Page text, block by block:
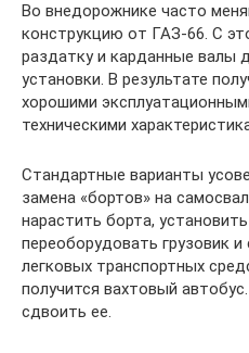
Во внедорожнике часто
конструкцию от ГАЗ-66. С
раздатку и карданные валы
установки. В результате
хорошими
техническими
Стандартные варианты
замена «бортов» на
нарастить борта,
переоборудовать грузовик
легковых транспортных
получится вахтовый
сдвоить ее.